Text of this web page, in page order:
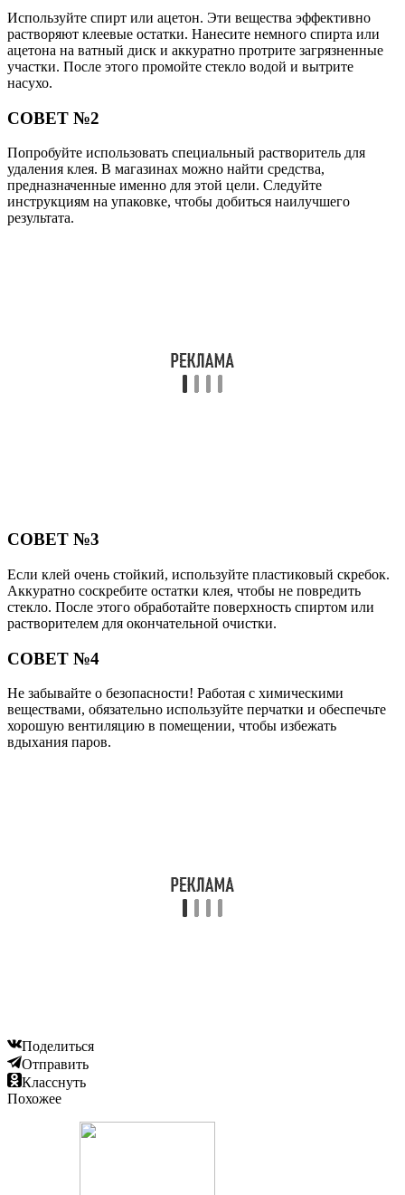
Используйте спирт или ацетон. Эти вещества эффективно
растворяют клеевые остатки. Нанесите немного спирта или
ацетона на ватный диск и аккуратно протрите загрязненные
участки. После этого промойте стекло водой и вытрите
насухо.
СОВЕТ №2
Попробуйте использовать специальный растворитель для
удаления клея. В магазинах можно найти средства,
предназначенные именно для этой цели. Следуйте
инструкциям на упаковке, чтобы добиться наилучшего
результата.
СОВЕТ №3
Если клей очень стойкий, используйте пластиковый скребок.
Аккуратно соскребите остатки клея, чтобы не повредить
стекло. После этого обработайте поверхность спиртом или
растворителем для окончательной очистки.
СОВЕТ №4
Не забывайте о безопасности! Работая с химическими
веществами, обязательно используйте перчатки и обеспечьте
хорошую вентиляцию в помещении, чтобы избежать
вдыхания паров.
Поделиться
Отправить
Класснуть
Похожее